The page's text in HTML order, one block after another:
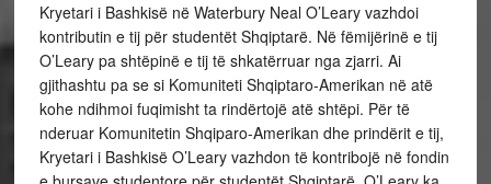
Kryetari i Bashkisë në Waterbury Neal O’Leary vazhdoi
kontributin e tij për studentët Shqiptarë. Në fëmijërinë e tij
O’Leary pa shtëpinë e tij të shkatërruar nga zjarri. Ai
gjithashtu pa se si Komuniteti Shqiptaro-Amerikan në atë
kohe ndihmoi fuqimisht ta rindërtojë atë shtëpi. Për të
nderuar Komunitetin Shqiparo-Amerikan dhe prindërit e tij,
Kryetari i Bashkisë O’Leary vazhdon të kontribojë në fondin